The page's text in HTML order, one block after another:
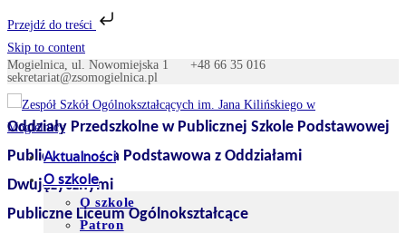
Przejdź do treści
Skip to content
Mogielnica, ul. Nowomiejska 1 +48 66 35 016
sekretariat@zsomogielnica.pl
Oddziały Przedszkolne w Publicznej Szkole Podstawowej
Publiczna Szkoła Podstawowa z Oddziałami
Dwujęzycznymi
Publiczne Liceum Ogólnokształcące
Aktualności
O szkole
O szkole
Patron